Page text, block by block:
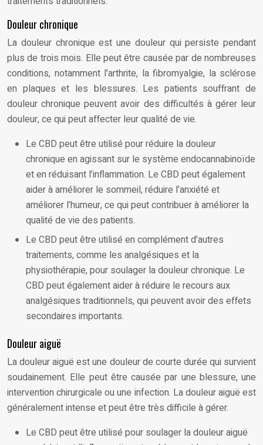
Douleur chronique
La douleur chronique est une douleur qui persiste pendant
plus de trois mois. Elle peut être causée par de nombreuses
conditions, notamment l’arthrite, la fibromyalgie, la sclérose
en plaques et les blessures. Les patients souffrant de
douleur chronique peuvent avoir des difficultés à gérer leur
douleur, ce qui peut affecter leur qualité de vie.
Le CBD peut être utilisé pour réduire la douleur
chronique en agissant sur le système endocannabinoïde
et en réduisant l’inflammation. Le CBD peut également
aider à améliorer le sommeil, réduire l’anxiété et
améliorer l’humeur, ce qui peut contribuer à améliorer la
qualité de vie des patients.
Le CBD peut être utilisé en complément d’autres
traitements, comme les analgésiques et la
physiothérapie, pour soulager la douleur chronique. Le
CBD peut également aider à réduire le recours aux
analgésiques traditionnels, qui peuvent avoir des effets
secondaires importants.
Douleur aiguë
La douleur aiguë est une douleur de courte durée qui survient
soudainement. Elle peut être causée par une blessure, une
intervention chirurgicale ou une infection. La douleur aiguë est
généralement intense et peut être très difficile à gérer.
Le CBD peut être utilisé pour soulager la douleur aiguë